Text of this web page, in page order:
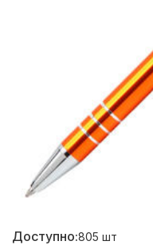
Доступно:805 шт